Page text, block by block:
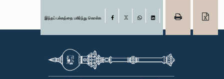
இந்தப் பக்கத்தை பகிர்ந்து கொள்க Facebook